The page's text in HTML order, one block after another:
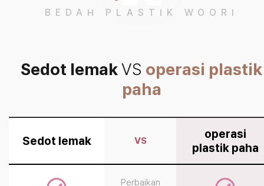
BEDAH PLASTIK WOORI
Sedot lemakVS operasi plastik
paha
Sedot lemak VS
operasi
plastik paha
Perbaikan